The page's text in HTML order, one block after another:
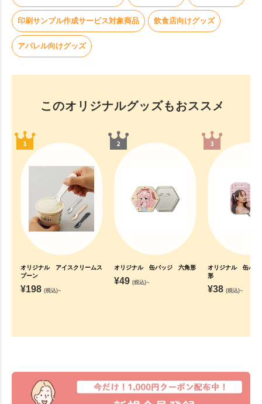
印刷サンプル作成サービス対象商品 飲食店向けグッズ
アパレル向けグッズ
このオリジナルグッズもおススメ
オリジナル アイスクリームス
プーン
¥198 (税込)~
オリジナル 缶バッジ 六角形
¥49 (税込)~
オリジナル 缶バ
形
¥38 (税込)~